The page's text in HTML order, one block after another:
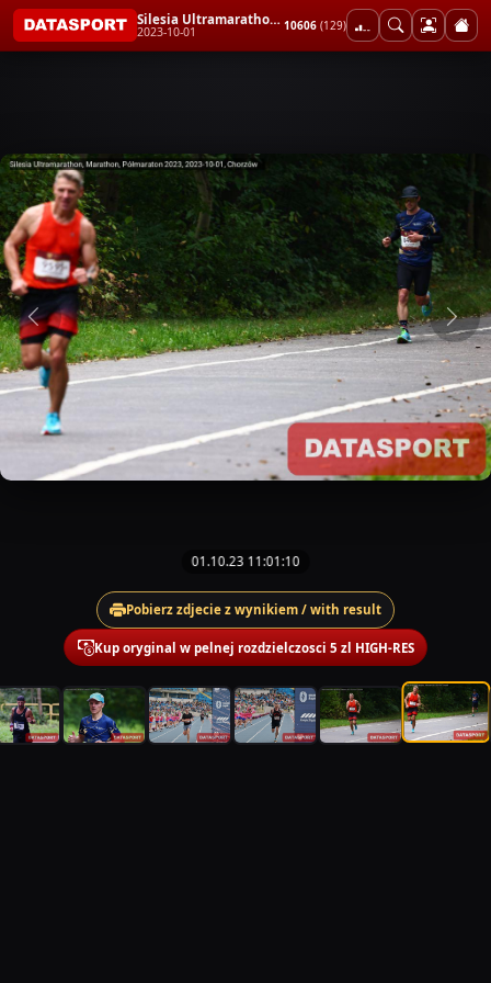
Silesia Ultramarathon, Marathon, Półmaraton 2023
2023-10-01 10606 (129)
01.10.23 11:01:10
Pobierz zdjecie z wynikiem / with result
Kup oryginal w pelnej rozdzielczosci 5 zl HIGH-RES